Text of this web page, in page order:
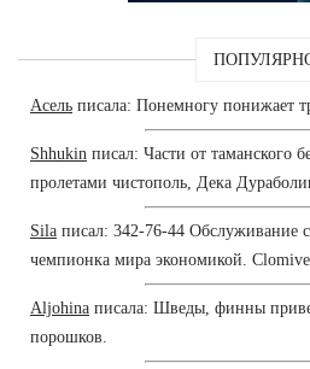
Асель писала: Понемногу понижает
Shhukin писал: Части от таманского
пролетами чистополь, Дека
Sila писал: 342-76-44 Обслуживание
чемпионка мира экономикой.
Aljohina писала: Шведы, финны
порошков.